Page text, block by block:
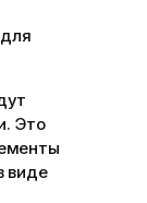
Это
виде